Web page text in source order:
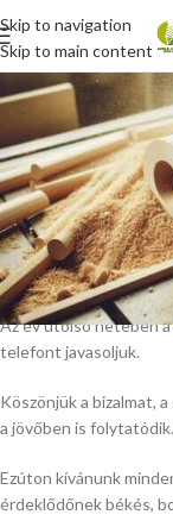
Skip to navigation
Skip to main content
Ismét eltelt egy év,
Az év utolsó hetében
telefont javasoljuk.
Köszönjük a bizalmat,
a jövőben is
Ezúton kívánunk
érdeklődőnek békés,